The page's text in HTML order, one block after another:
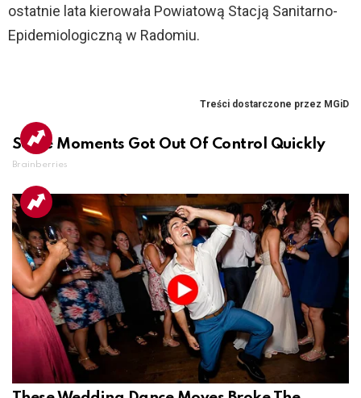
ostatnie lata kierowała Powiatową Stacją Sanitarno-
Epidemiologiczną w Radomiu.
Some Moments Got Out Of Control Quickly
Brainberries